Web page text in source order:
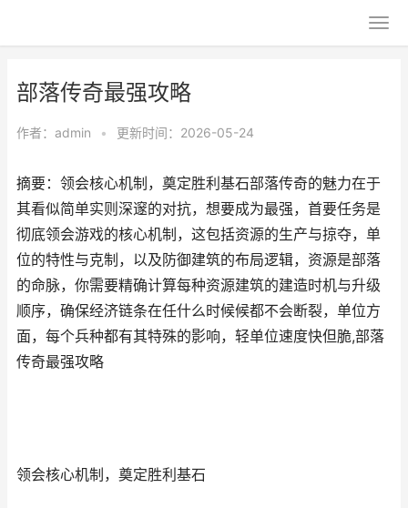
部落传奇最强攻略
作者： admin • 更新时间：2026-05-24
摘要：领会核心机制，奠定胜利基石部落传奇的魅力在于
其看似简单实则深邃的对抗，想要成为最强，首要任务是
彻底领会游戏的核心机制，这包括资源的生产与掠夺，单
位的特性与克制，以及防御建筑的布局逻辑，资源是部落
的命脉，你需要精确计算每种资源建筑的建造时机与升级
顺序，确保经济链条在任什么时候候都不会断裂，单位方
面，每个兵种都有其特殊的影响，轻单位速度快但脆,部落
传奇最强攻略
领会核心机制，奠定胜利基石